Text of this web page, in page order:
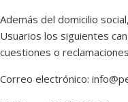
Además del domicilio
Usuarios los siguientes
cuestiones o
Correo electrónico: